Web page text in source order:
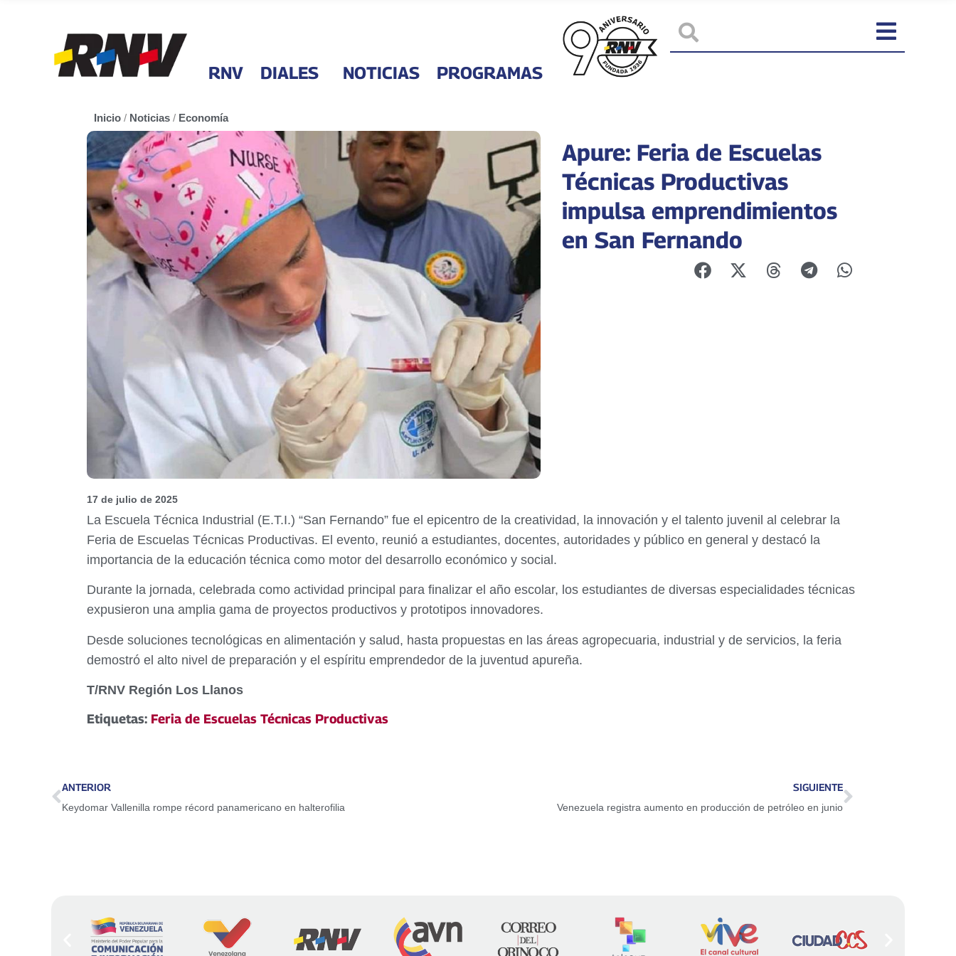
RNV DIALES NOTICIAS PROGRAMAS
Inicio / Noticias / Economía
Apure: Feria de Escuelas
Técnicas Productivas
impulsa emprendimientos
en San Fernando
17 de julio de 2025
La Escuela Técnica Industrial (E.T.I.) “San Fernando” fue el epicentro de la creatividad, la innovación y el talento juvenil al celebrar la
Feria de Escuelas Técnicas Productivas. El evento, reunió a estudiantes, docentes, autoridades y público en general y destacó la
importancia de la educación técnica como motor del desarrollo económico y social.
Durante la jornada, celebrada como actividad principal para finalizar el año escolar, los estudiantes de diversas especialidades técnicas
expusieron una amplia gama de proyectos productivos y prototipos innovadores.
Desde soluciones tecnológicas en alimentación y salud, hasta propuestas en las áreas agropecuaria, industrial y de servicios, la feria
demostró el alto nivel de preparación y el espíritu emprendedor de la juventud apureña.
T/RNV Región Los Llanos
Etiquetas: Feria de Escuelas Técnicas Productivas
ANTERIOR
Keydomar Vallenilla rompe récord panamericano en halterofilia
SIGUIENTE
Venezuela registra aumento en producción de petróleo en junio